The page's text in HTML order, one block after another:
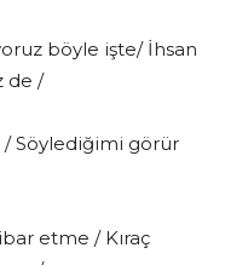
böyle işte/ İhsan
de /
Söylediğimi görür
etme / Kıraç